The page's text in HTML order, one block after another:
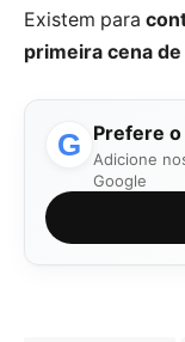
Existem para
primeira cena
G Prefere o
Adicione
Google